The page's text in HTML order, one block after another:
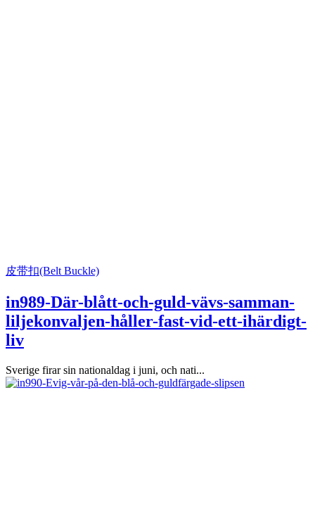
皮带扣(Belt Buckle)
in989-Där-blått-och-guld-vävs-samman-
liljekonvaljen-håller-fast-vid-ett-ihärdigt-
liv
Sverige firar sin nationaldag i juni, och nati...